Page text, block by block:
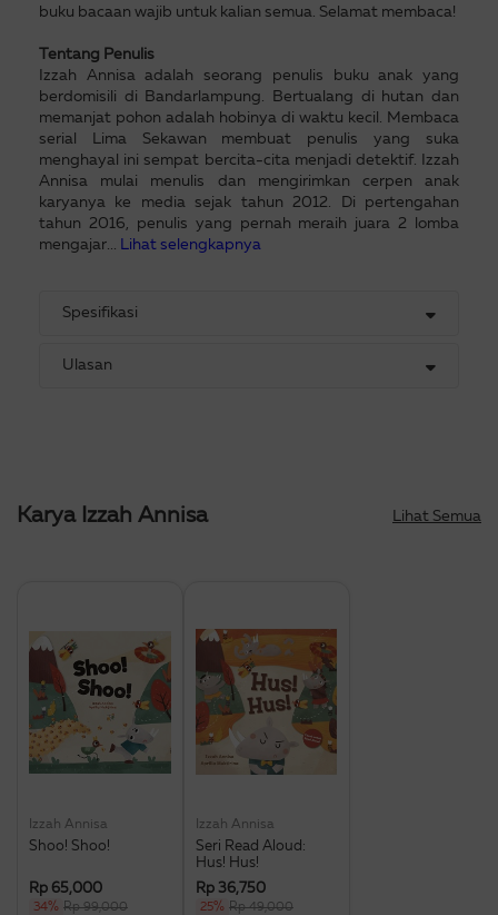
buku bacaan wajib untuk kalian semua. Selamat membaca!
Tentang Penulis
Izzah Annisa adalah seorang penulis buku anak yang
berdomisili di Bandarlampung. Bertualang di hutan dan
memanjat pohon adalah hobinya di waktu kecil. Membaca
serial Lima Sekawan membuat penulis yang suka
menghayal ini sempat bercita-cita menjadi detektif. Izzah
Annisa mulai menulis dan mengirimkan cerpen anak
karyanya ke media sejak tahun 2012. Di pertengahan
tahun 2016, penulis yang pernah meraih juara 2 lomba
mengajar...
Lihat selengkapnya
Spesifikasi
Ulasan
Karya Izzah Annisa Lihat Semua
Izzah Annisa
Shoo! Shoo!
Rp 65,000
34% Rp 99,000
Izzah Annisa
Seri Read Aloud:
Hus! Hus!
Rp 36,750
25% Rp 49,000